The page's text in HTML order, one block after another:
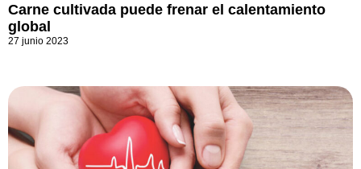
Carne cultivada puede frenar el calentamiento
global
27 junio 2023